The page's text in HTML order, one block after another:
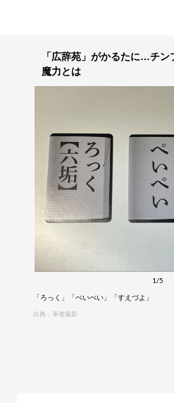
「広辞苑」がかるたに…チ
魔力とは
1/5
「ろっく」「ぺいぺい」「すえづよ」
出典：筆者撮影